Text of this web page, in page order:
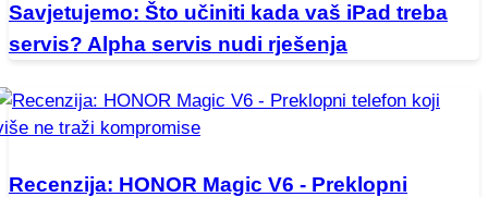
Savjetujemo: Što učiniti kada vaš iPad treba
servis? Alpha servis nudi rješenja
Recenzija: HONOR Magic V6 - Preklopni